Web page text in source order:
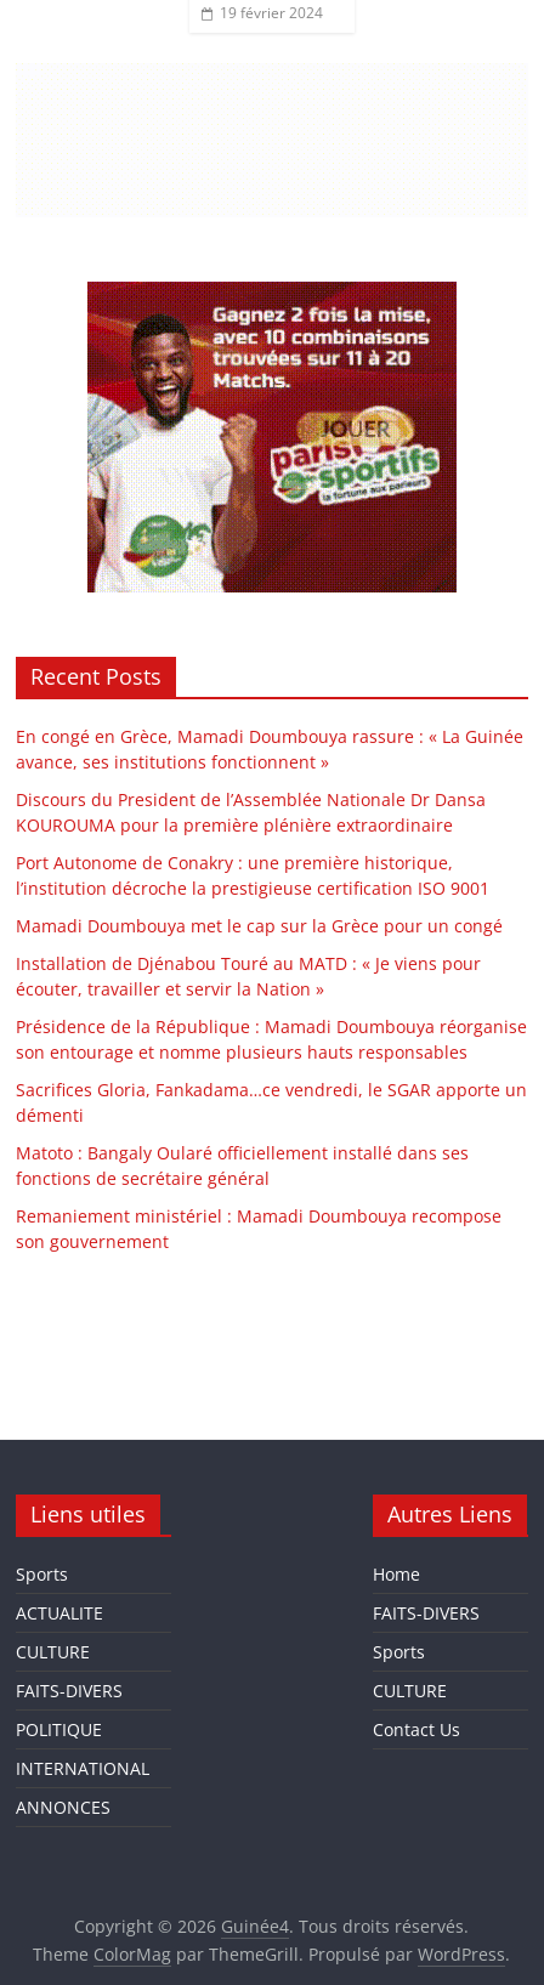
19 février 2024
Recent Posts
En congé en Grèce, Mamadi Doumbouya rassure : « La Guinée
avance, ses institutions fonctionnent »
Discours du President de l’Assemblée Nationale Dr Dansa
KOUROUMA pour la première plénière extraordinaire
Port Autonome de Conakry : une première historique,
l’institution décroche la prestigieuse certification ISO 9001
Mamadi Doumbouya met le cap sur la Grèce pour un congé
Installation de Djénabou Touré au MATD : « Je viens pour
écouter, travailler et servir la Nation »
Présidence de la République : Mamadi Doumbouya réorganise
son entourage et nomme plusieurs hauts responsables
Sacrifices Gloria, Fankadama…ce vendredi, le SGAR apporte un
démenti
Matoto : Bangaly Oularé officiellement installé dans ses
fonctions de secrétaire général
Remaniement ministériel : Mamadi Doumbouya recompose
son gouvernement
Liens utiles
Sports
ACTUALITE
CULTURE
FAITS-DIVERS
POLITIQUE
INTERNATIONAL
ANNONCES
Autres Liens
Home
FAITS-DIVERS
Sports
CULTURE
Contact Us
Copyright © 2026 Guinée4. Tous droits réservés.
Theme ColorMag par ThemeGrill. Propulsé parWordPress.